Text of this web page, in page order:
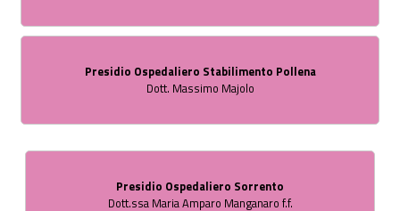
Presidio Ospedaliero Stabilimento Pollena
Dott. Massimo Majolo
Presidio Ospedaliero Sorrento
Dott.ssa Maria Amparo Manganaro f.f.